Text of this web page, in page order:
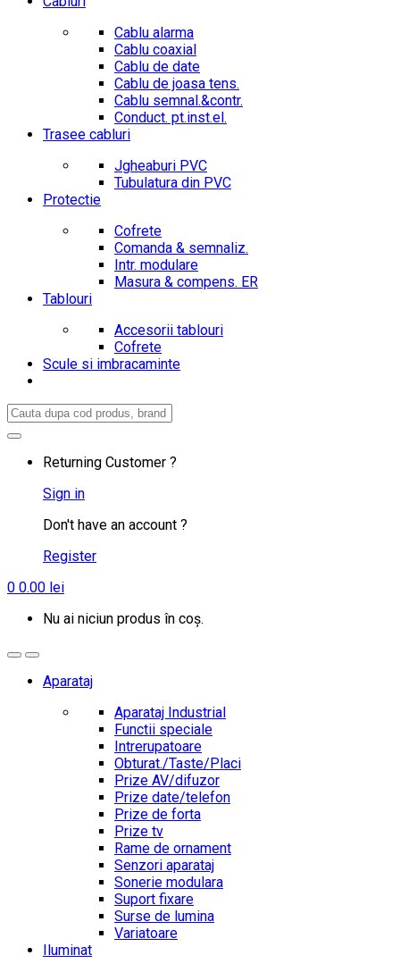
Cablu alarma
Cablu coaxial
Cablu de date
Cablu de joasa tens.
Cablu semnal.&contr.
Conduct. pt.inst.el.
Trasee cabluri
Jgheaburi PVC
Tubulatura din PVC
Protectie
Cofrete
Comanda & semnaliz.
Intr. modulare
Masura & compens. ER
Tablouri
Accesorii tablouri
Cofrete
Scule si imbracaminte
Search
Returning Customer ?
Sign in
Don't have an account ?
Register
0 0.00 lei
Nu ai niciun produs în coș.
Aparataj
Aparataj Industrial
Functii speciale
Intrerupatoare
Obturat./Taste/Placi
Prize AV/difuzor
Prize date/telefon
Prize de forta
Prize tv
Rame de ornament
Senzori aparataj
Sonerie modulara
Suport fixare
Surse de lumina
Variatoare
Iluminat